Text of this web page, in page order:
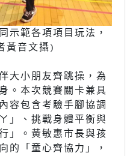
示範各項項目玩法，
黃音文攝)
大小朋友齊跳操，為
。本次競賽關卡兼具
容包含考驗手腳協調
」、挑戰身體平衡與
」。黃敏惠市長與孩
的「童心齊協力」，